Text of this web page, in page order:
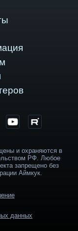
и охраняются в
РФ. Любое
запрещено без
Аймкук.
данных